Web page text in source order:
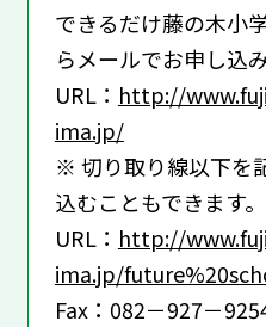
できるだけ藤の木小
らメールでお申し込
URL： http://
ima.jp/
※ 切り取り線以下を
込むこともできます。
URL： http://
ima.jp/
Fax：082－927－